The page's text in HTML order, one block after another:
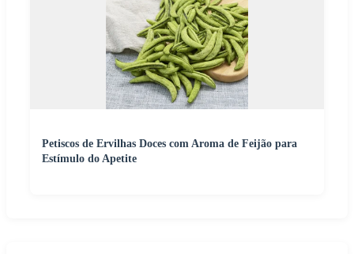
Petiscos de Ervilhas Doces com Aroma de Feijão para
Estímulo do Apetite